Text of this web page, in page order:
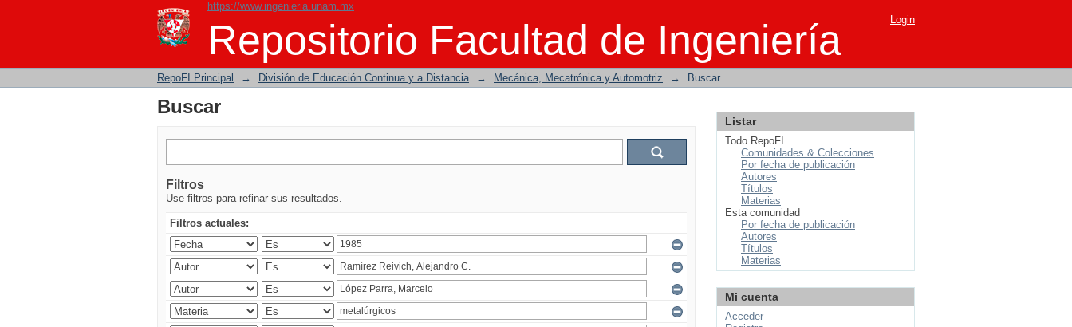
https://www.ingenieria.unam.mx
Repositorio Facultad de Ingeniería
Buscar Login
RepoFI Principal → División de Educación Continua y a Distancia → Mecánica, Mecatrónica y Automotriz → Buscar
Buscar
Filtros
Use filtros para refinar sus resultados.
Filtros actuales:
Listar
Todo RepoFI
Comunidades & Colecciones
Por fecha de publicación
Autores
Títulos
Materias
Esta comunidad
Por fecha de publicación
Autores
Títulos
Materias
Mi cuenta
Acceder